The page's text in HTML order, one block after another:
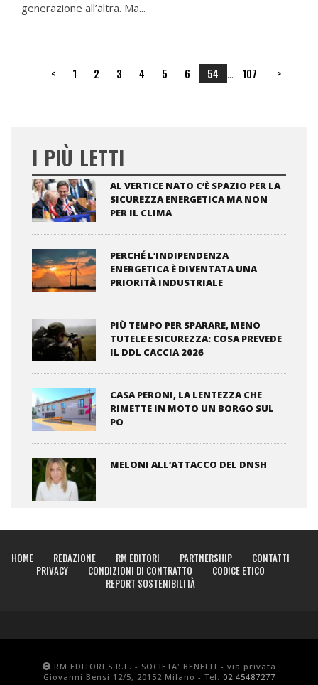
generazione all’altra. Ma...
< 1 2 3 4 5 6 54 ... 107 >
I PIÙ LETTI
AL VERTICE NATO C’È SPAZIO PER LA
SICUREZZA ENERGETICA MA NON
PER IL CLIMA
PERCHÉ L’INDIPENDENZA
ENERGETICA È DIVENTATA UNA
PRIORITÀ INDUSTRIALE
PIÙ TEMPO PER SPARARE, MENO
TUTELE E SICUREZZA: COSA PREVEDE
IL DDL CACCIA 2026
CASA PERONI, LA LENTEZZA CHE
RIMETTE IN MOTO UN BORGO SUL
PO
MELONI ALL’ATTACCO DEL DNSH
HOME REDAZIONE RM EDITORI PARTNERSHIP
CONTATTI
PRIVACY
CONDIZIONI DI CONTRATTO
CODICE ETICO
REPORT SOSTENIBILITÀ
RM EDITORI S.R.L. - SOCIETA' BENEFIT - via privata
Giovanni Bensi 12/5, 20152 Milano - Tel. 02 45487277